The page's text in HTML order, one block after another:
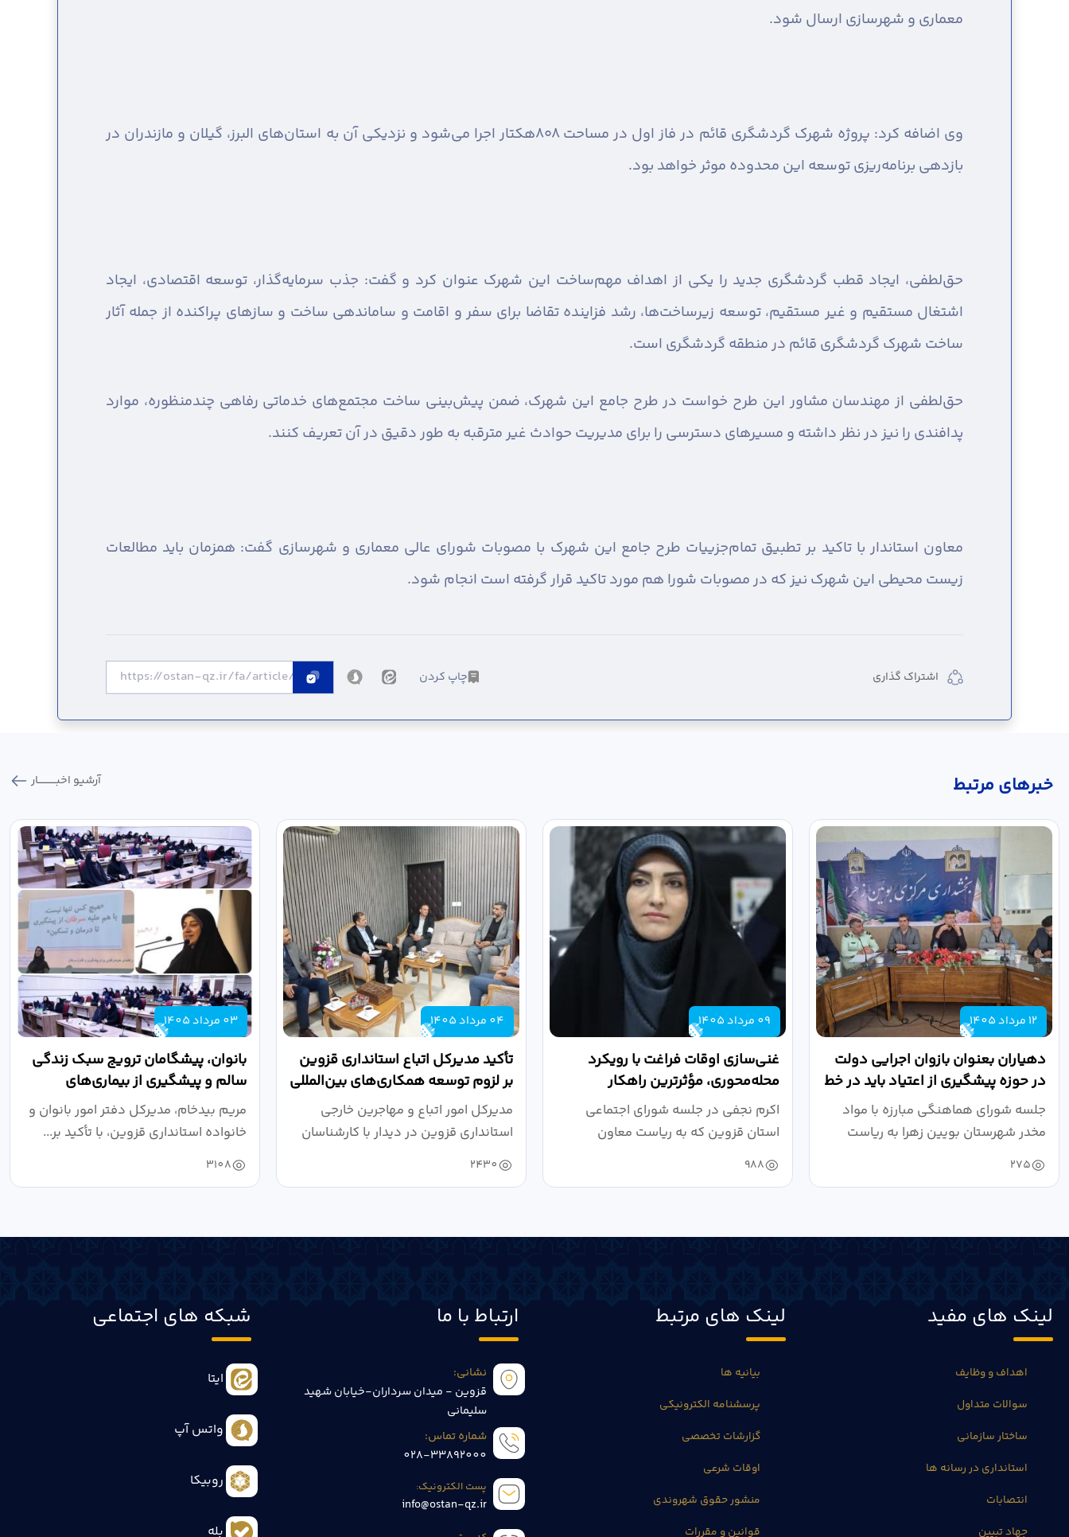
معماری و شهرسازی ارسال شود.
وی اضافه کرد: پروژه شهرک گردشگری قائم در فاز اول در مساحت ۸۰۸هکتار اجرا می‌شود و نزدیکی آن به استان‌های البرز، گیلان و مازندران در
بازدهی برنامه‌ریزی توسعه این محدوده موثر خواهد بود.
حق‌لطفی، ایجاد قطب گردشگری جدید را یکی از اهداف مهم‌ساخت این شهرک عنوان کرد و گفت: جذب سرمایه‌گذار، توسعه اقتصادی، ایجاد
اشتغال مستقیم و غیر مستقیم، توسعه زیرساخت‌ها، رشد فزاینده تقاضا برای سفر ‌‌و اقامت و ساماندهی ساخت و سازهای پراکنده از جمله آثار
ساخت شهرک گردشگری قائم در منطقه گردشگری است.
حق‌لطفی از مهندسان مشاور این طرح خواست در طرح جامع این شهرک، ضمن پیش‌بینی ساخت مجتمع‌های خدماتی رفاهی چندمنظوره، موارد
پدافندی را نیز در نظر داشته و مسیرهای دسترسی را برای مدیریت حوادث غیر مترقبه به طور دقیق در آن تعریف کنند.
معاون استاندار با تاکید بر تطبیق تمام‌جزییات طرح جامع این شهرک با مصوبات شورای عالی معماری و شهرسازی گفت: همزمان باید مطالعات
زیست محیطی این شهرک نیز که در مصوبات شورا هم مورد تاکید قرار گرفته است انجام شود.
اشتراک گذاری چاپ کردن
خبر‌های مرتبط آرشیو اخبـــــــــــار
12 مرداد 1405
دهیاران بعنوان بازوان اجرایی دولت
در حوزه پیشگیری از اعتیاد باید در خط
مقدم...
جلسه شورای هماهنگی مبارزه با مواد
مخدر شهرستان بویین زهرا به ریاست
صالحی...
275
09 مرداد 1405
غنی‌سازی اوقات فراغت با رویکرد
محله‌محوری، مؤثرترین راهکار
پیشگیری از...
اکرم نجفی در جلسه شورای اجتماعی
استان قزوین که به ریاست معاون
سیاسی، امنیتی و...
988
04 مرداد 1405
تأکید مدیرکل اتباع استانداری قزوین
بر لزوم توسعه همکاری‌های بین‌المللی
در...
مدیرکل امور اتباع و مهاجرین خارجی
استانداری قزوین در دیدار با کارشناسان
ارشد...
2430
03 مرداد 1405
بانوان، پیشگامان ترویج سبک زندگی
سالم و پیشگیری از بیماری‌های
غیرواگیر هستند
مریم بیدخام، مدیرکل دفتر امور بانوان و
خانواده استانداری قزوین، با تأکید بر...
3108
لینک های مفید
اهداف و وظایف
سوالات متداول
ساختار سازمانی
استانداری در رسانه ها
انتصابات
جهاد تبیین
لینک های مرتبط
بیانیه ها
پرسشنامه الکترونیکی
گزارشات تخصصی
اوقات شرعی
منشور حقوق شهروندی
قوانین و مقررات
ارتباط با ما
نشانی:
قزوین - میدان سرداران-خیابان شهید
سلیمانی
شماره تماس:
028-33892000
پست الکترونیک:
info@ostan-qz.ir
شبکه های اجتماعی
ایتا
واتس آپ
روبیکا
بله